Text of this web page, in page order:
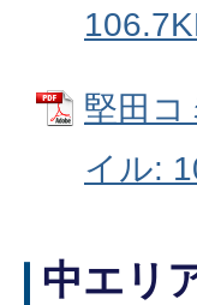
堅田
イル:
中エリ